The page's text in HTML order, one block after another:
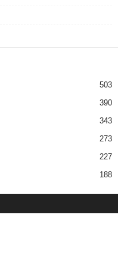
503
390
343
273
227
188